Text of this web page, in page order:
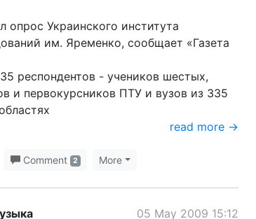
опрос Украинского института
им. Яременко, сообщает «Газета
респондентов - учеников шестых,
и первокурсников ПТУ и вузов из 335
read more →
Dropdown
Comment 2 More
05 May 2009 15:12